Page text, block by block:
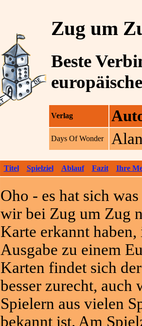
Zug um
Beste
Verlag
Days Of Wonder
Titel Spielziel Ablauf Fazit
Ihre
Oho - es hat sich
wir bei Zug um Zug
Karte erkannt
Ausgabe zu einem
Karten findet sich
besser zurecht,
Spielern aus vielen
bekannt ist. Am